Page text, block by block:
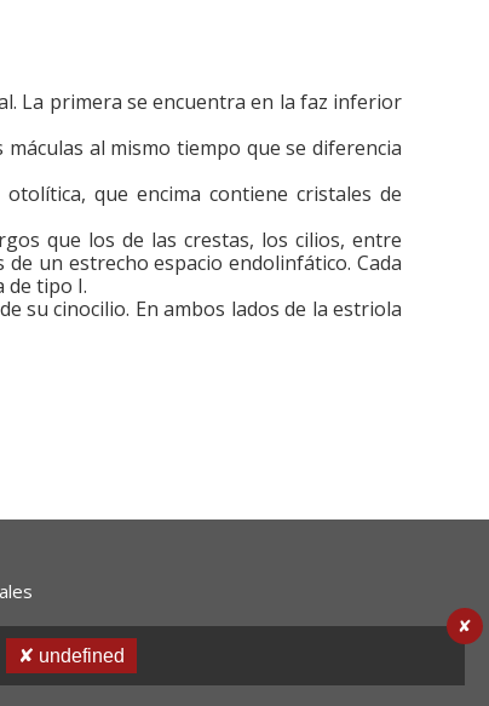
✘
✘ undefined
La primera se encuentra en la faz inferior
al mismo tiempo que se diferencia
que encima contiene cristales de
que los de las crestas, los cilios, entre
un estrecho espacio endolinfático. Cada
de tipo I.
su cinocilio. En ambos lados de la estriola